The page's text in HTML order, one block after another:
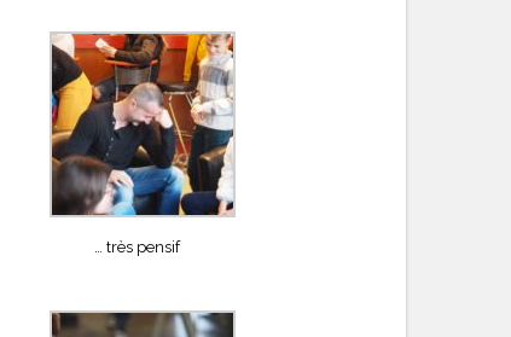
… très pensif